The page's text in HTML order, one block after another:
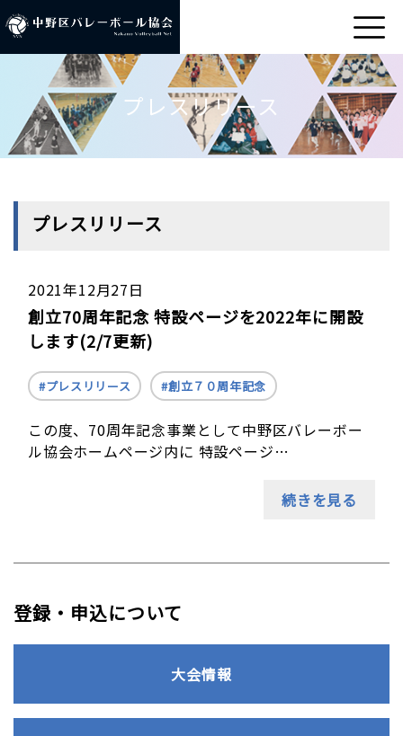
プレスリリース
プレスリリース
2021年12月27日
創立70周年記念 特設ページを2022年に開設
します(2/7更新)
プレスリリース 創立７０周年記念
この度、70周年記念事業として中野区バレーボー
ル協会ホームページ内に 特設ページ…
続きを見る
登録・申込について
大会情報